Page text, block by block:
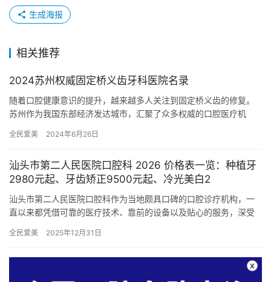
生成海报
相关推荐
2024苏州权威固定桥义齿牙科医院名录
随着口腔健康意识的提升，越来越多人关注到固定桥义齿的修复。
苏州作为我国东部经济发达城市，汇聚了众多权威的口腔医疗机
设备与…
全民爱美 2024年6月26日
汕头市第二人民医院口腔科 2026 价格表一览：种植牙
2980元起、牙齿矫正9500元起、冷光美白2
汕头市第二人民医院口腔科作为当地颇具口碑的口腔诊疗机构，一
直以来都凭借可靠的医疗技术、靠前的设备以及贴心的服务，深受
面为大…
全民爱美 2025年12月31日